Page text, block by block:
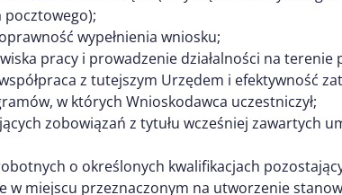
wypełnienia wniosku;
pracy i prowadzenie działalności na terenie
z tutejszym Urzędem i efektywność
w których Wnioskodawca uczestniczył;
zobowiązań z tytułu wcześniej zawartych
o określonych kwalifikacjach
w miejscu przeznaczonym na utworzenie